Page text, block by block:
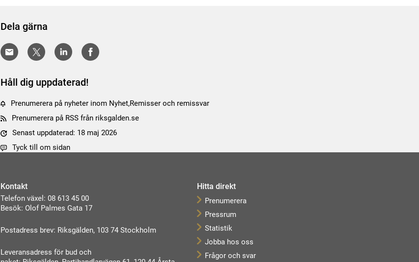
Dela gärna
Håll dig uppdaterad!
Prenumerera på nyheter inom Nyhet,Remisser och remissvar
Prenumerera på RSS från riksgalden.se
Senast uppdaterad: 18 maj 2026
Tyck till om sidan
Kontakt
Telefon växel: 08 613 45 00
Besök: Olof Palmes Gata 17
Postadress brev: Riksgälden, 103 74 Stockholm
Leveransadress för bud och
Hitta direkt
Prenumerera
Pressrum
Statistik
Jobba hos oss
Frågor och svar